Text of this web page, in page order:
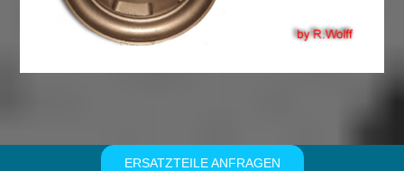
ERSATZTEILE ANFRAGEN